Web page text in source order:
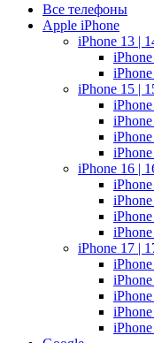
Все телефоны
Apple iPhone
iPhone 13 |
iPhone 15 |
iPhone 16 |
iPhone 17 |